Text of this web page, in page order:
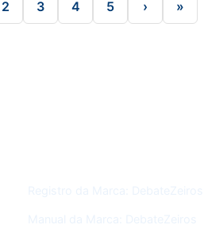
2 3 4 5 › »